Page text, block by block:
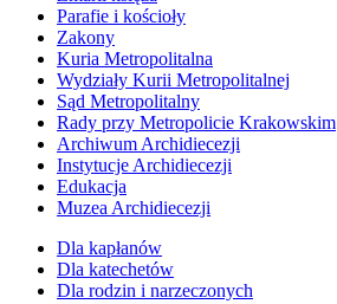
Parafie i kościoły
Zakony
Kuria Metropolitalna
Wydziały Kurii Metropolitalnej
Sąd Metropolitalny
Rady przy Metropolicie Krakowskim
Archiwum Archidiecezji
Instytucje Archidiecezji
Edukacja
Muzea Archidiecezji
Dla kapłanów
Dla katechetów
Dla rodzin i narzeczonych